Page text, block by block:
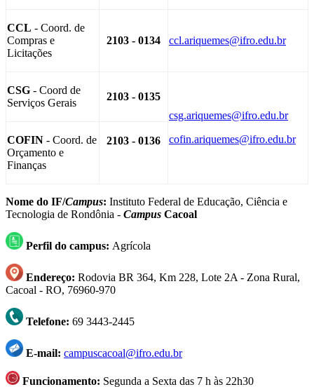
CCL - Coord. de
Compras e
Licitações
2103 - 0134 ccl.ariquemes@ifro.edu.br
CSG - Coord de
Serviços Gerais
2103 - 0135
csg.ariquemes@ifro.edu.br
cofin.ariquemes@ifro.edu.br
COFIN - Coord. de
Orçamento e
Finanças
2103 - 0136
Nome do IF/Campus: Instituto Federal de Educação, Ciência e
Tecnologia de Rondônia - Campus Cacoal
Perfil do campus: Agrícola
Endereço: Rodovia BR 364, Km 228, Lote 2A - Zona Rural,
Cacoal - RO, 76960-970
Telefone: 69 3443-2445
E-mail: campuscacoal@ifro.edu.br
Funcionamento: Segunda a Sexta das 7 h às 22h30